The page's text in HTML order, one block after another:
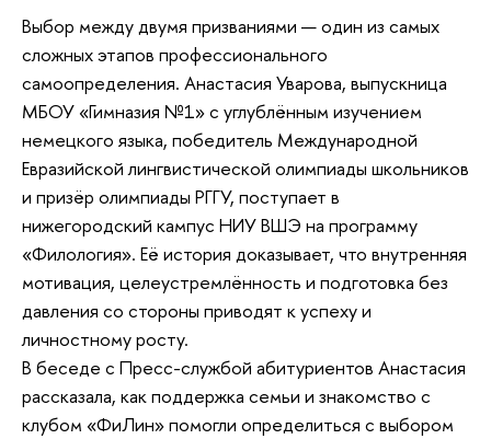
Выбор между двумя призваниями — один из самых
сложных этапов профессионального
самоопределения. Анастасия Уварова, выпускница
МБОУ «Гимназия №1» с углублённым изучением
немецкого языка, победитель Международной
Евразийской лингвистической олимпиады школьников
и призёр олимпиады РГГУ, поступает в
нижегородский кампус НИУ ВШЭ на программу
«Филология». Её история доказывает, что внутренняя
мотивация, целеустремлённость и подготовка без
давления со стороны приводят к успеху и
личностному росту.
В беседе с Пресс-службой абитуриентов Анастасия
рассказала, как поддержка семьи и знакомство с
клубом «ФиЛин» помогли определиться с выбором